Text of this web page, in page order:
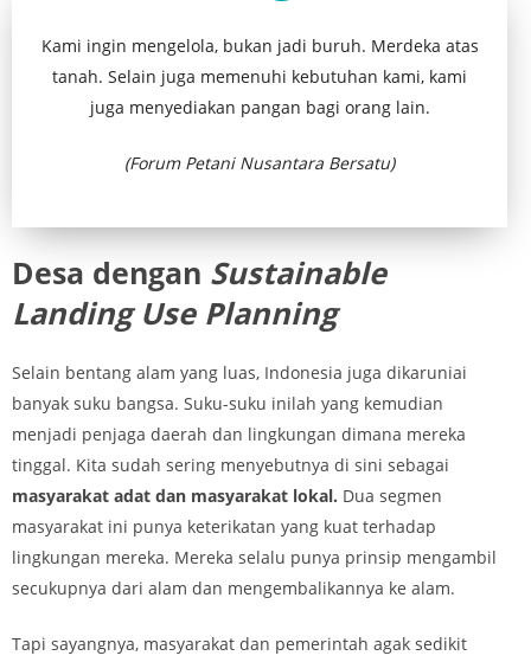
Kami ingin mengelola, bukan jadi buruh. Merdeka atas
tanah. Selain juga memenuhi kebutuhan kami, kami
juga menyediakan pangan bagi orang lain.
(Forum Petani Nusantara Bersatu)
Desa dengan Sustainable
Landing Use Planning
Selain bentang alam yang luas, Indonesia juga dikaruniai
banyak suku bangsa. Suku-suku inilah yang kemudian
menjadi penjaga daerah dan lingkungan dimana mereka
tinggal. Kita sudah sering menyebutnya di sini sebagai
masyarakat adat dan masyarakat lokal. Dua segmen
masyarakat ini punya keterikatan yang kuat terhadap
lingkungan mereka. Mereka selalu punya prinsip mengambil
secukupnya dari alam dan mengembalikannya ke alam.
Tapi sayangnya, masyarakat dan pemerintah agak sedikit